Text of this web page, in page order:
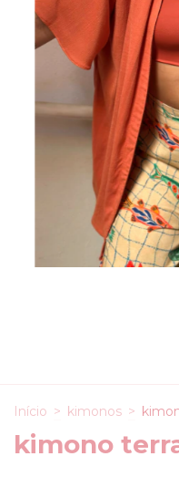
Início > kimonos >
kimono